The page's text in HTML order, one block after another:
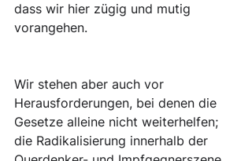
dass wir hier zügig und mutig
vorangehen.
Wir stehen aber auch vor
Herausforderungen, bei denen die
Gesetze alleine nicht weiterhelfen;
die Radikalisierung innerhalb der